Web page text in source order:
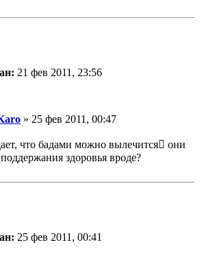
21 фев 2011, 23:56
» 25 фев 2011, 00:47
что бадами можно вылечится они
здоровья вроде?
25 фев 2011, 00:41